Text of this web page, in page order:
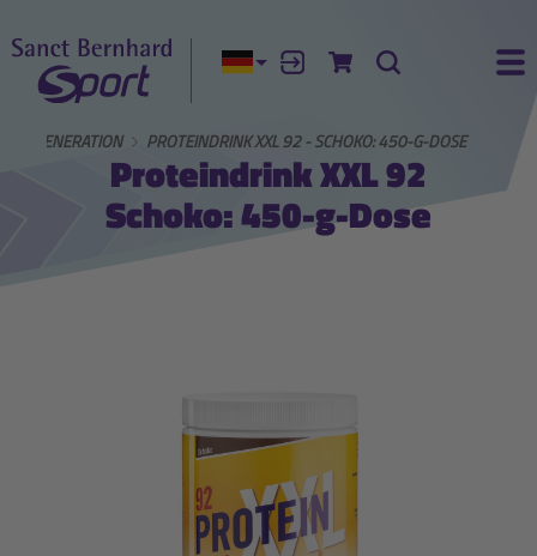
Aktuelle Sprache:
AnmeldenZum Warenkorb
Suche
REGENERATION PROTEINDRINK XXL 92 - SCHOKO: 450-G-DOSE
Proteindrink XXL 92
Schoko: 450-g-Dose